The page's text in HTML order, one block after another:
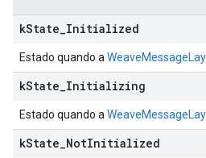
kState Initialized
Estado quando a
kState Initializing
Estado quando a
kState NotInitialized